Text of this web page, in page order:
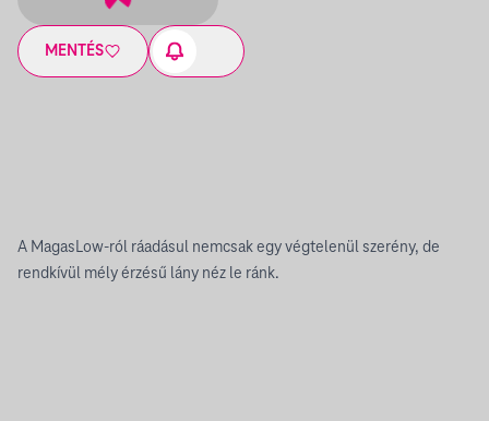
MENTÉS
A MagasLow-ról ráadásul nemcsak egy végtelenül szerény, de
rendkívül mély érzésű lány néz le ránk.